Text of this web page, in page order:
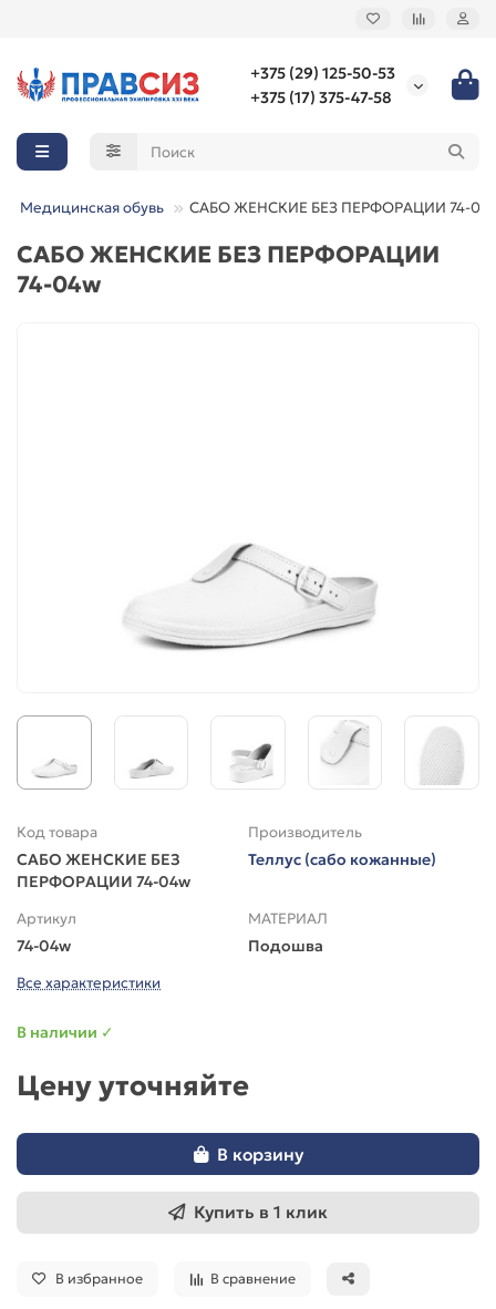
+375 (29) 125-50-53
+375 (17) 375-47-58
Медицинская обувь САБО ЖЕНСКИЕ БЕЗ ПЕРФОРАЦИИ 74-
САБО ЖЕНСКИЕ БЕЗ ПЕРФОРАЦИИ
74-04w
Код товара
САБО ЖЕНСКИЕ БЕЗ
ПЕРФОРАЦИИ 74-04w
Производитель
Теллус (сабо кожанные)
Артикул
74-04w
МАТЕРИАЛ
Подошва
Все характеристики
В наличии ✓
Цену уточняйте
В корзину
Купить в 1 клик
В избранное В сравнение